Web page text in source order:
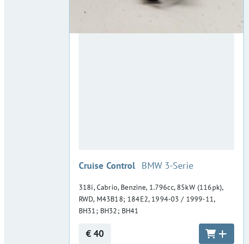
Cruise Control :BMW 3-Serie
318i, Cabrio, Benzine, 1.796cc, 85kW (116pk),
RWD, M43B18; 184E2, 1994-03 / 1999-11,
BH31; BH32; BH41
€ 40